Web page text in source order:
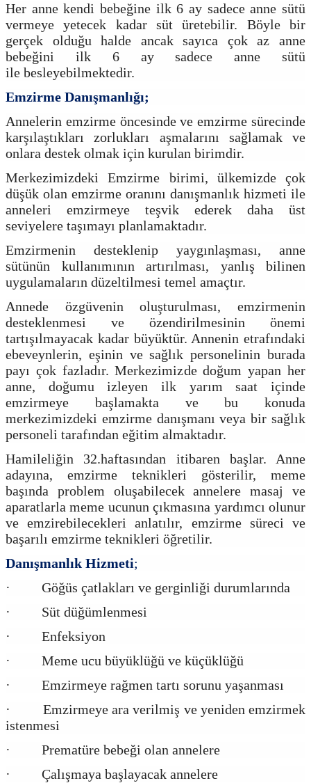
Her anne kendi bebeğine ilk 6 ay sadece anne sütü
vermeye yetecek kadar süt üretebilir. Böyle bir
gerçek olduğu halde ancak sayıca çok az anne
bebeğini ilk 6 ay sadece anne sütü
ile besleyebilmektedir.
Emzirme Danışmanlığı;
Annelerin emzirme öncesinde ve emzirme sürecinde
karşılaştıkları zorlukları aşmalarını sağlamak ve
onlara destek olmak için kurulan birimdir.
Merkezimizdeki Emzirme birimi, ülkemizde çok
düşük olan emzirme oranını danışmanlık hizmeti ile
anneleri emzirmeye teşvik ederek daha üst
seviyelere taşımayı planlamaktadır.
Emzirmenin desteklenip yaygınlaşması, anne
sütünün kullanımının artırılması, yanlış bilinen
uygulamaların düzeltilmesi temel amaçtır.
Annede özgüvenin oluşturulması, emzirmenin
desteklenmesi ve özendirilmesinin önemi
tartışılmayacak kadar büyüktür. Annenin etrafındaki
ebeveynlerin, eşinin ve sağlık personelinin burada
payı çok fazladır. Merkezimizde doğum yapan her
anne, doğumu izleyen ilk yarım saat içinde
emzirmeye başlamakta ve bu konuda
merkezimizdeki emzirme danışmanı veya bir sağlık
personeli tarafından eğitim almaktadır.
Hamileliğin 32.haftasından itibaren başlar. Anne
adayına, emzirme teknikleri gösterilir, meme
başında problem oluşabilecek annelere masaj ve
aparatlarla meme ucunun çıkmasına yardımcı olunur
ve emzirebilecekleri anlatılır, emzirme süreci ve
başarılı emzirme teknikleri öğretilir.
Danışmanlık Hizmeti;
· Göğüs çatlakları ve gerginliği durumlarında
· Süt düğümlenmesi
· Enfeksiyon
· Meme ucu büyüklüğü ve küçüklüğü
· Emzirmeye rağmen tartı sorunu yaşanması
· Emzirmeye ara verilmiş ve yeniden emzirmek
istenmesi
· Prematüre bebeği olan annelere
· Çalışmaya başlayacak annelere